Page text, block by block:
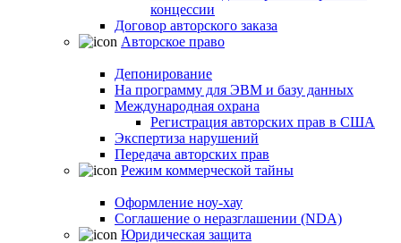
концессии
Договор авторского заказа
Авторское право
Депонирование
На программу для ЭВМ и базу данных
Международная охрана
Регистрация авторских прав в США
Экспертиза нарушений
Передача авторских прав
Режим коммерческой тайны
Оформление ноу-хау
Соглашение о неразглашении (NDA)
Юридическая защита